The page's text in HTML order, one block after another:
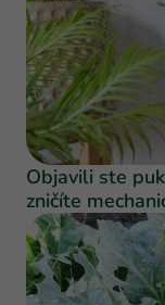
Objavili ste
zničíte